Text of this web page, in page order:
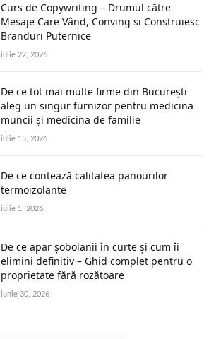
Curs de Copywriting – Drumul către
Mesaje Care Vând, Conving și Construiesc
Branduri Puternice
iulie 22, 2026
De ce tot mai multe firme din București
aleg un singur furnizor pentru medicina
muncii și medicina de familie
iulie 15, 2026
De ce contează calitatea panourilor
termoizolante
iulie 1, 2026
De ce apar șobolanii în curte și cum îi
elimini definitiv – Ghid complet pentru o
proprietate fără rozătoare
iunie 30, 2026